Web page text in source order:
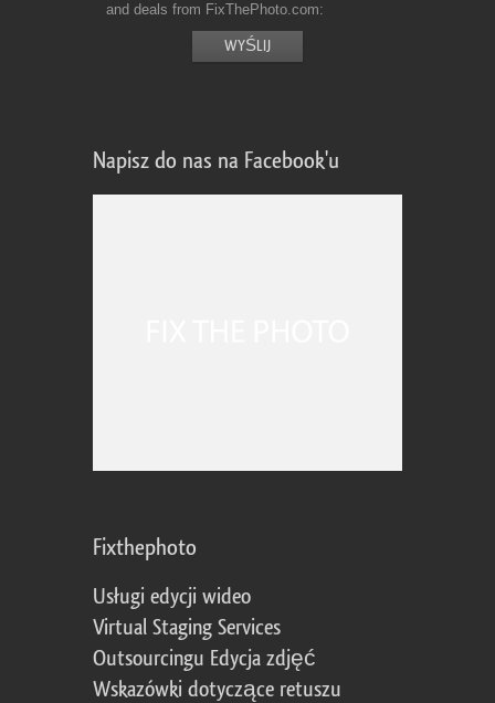
and deals from FixThePhoto.com
Napisz do nas na Facebook'u
Fixthephoto
Usługi edycji wideo
Virtual Staging Services
Outsourcingu Edycja zdjęć
Wskazówki dotyczące retuszu